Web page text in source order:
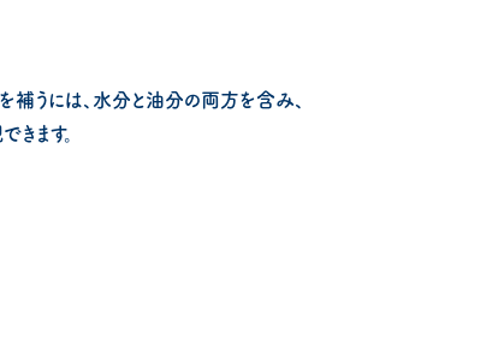
補うには、水分と油分の両方を含み、
ます。